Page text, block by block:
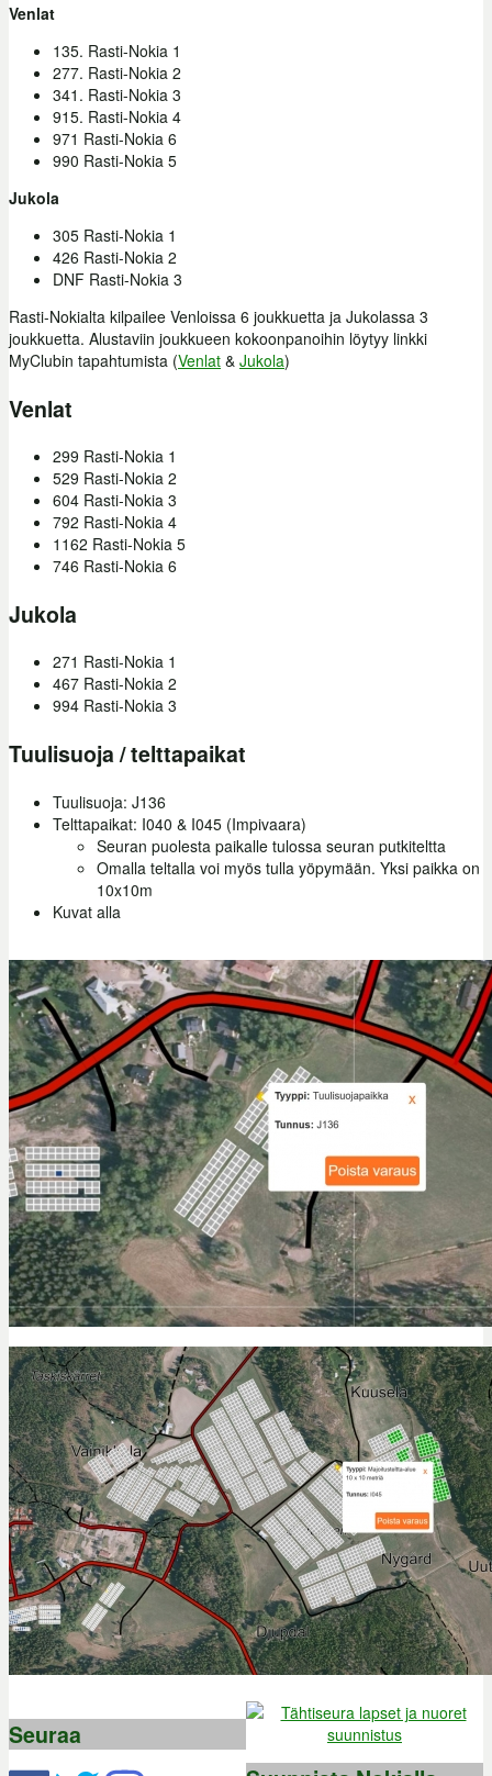
Venlat
135. Rasti-Nokia 1
277. Rasti-Nokia 2
341. Rasti-Nokia 3
915. Rasti-Nokia 4
971 Rasti-Nokia 6
990 Rasti-Nokia 5
Jukola
305 Rasti-Nokia 1
426 Rasti-Nokia 2
DNF Rasti-Nokia 3
Rasti-Nokialta kilpailee Venloissa 6 joukkuetta ja Jukolassa 3
joukkuetta. Alustaviin joukkueen kokoonpanoihin löytyy linkki
MyClubin tapahtumista (Venlat & Jukola)
Venlat
299 Rasti-Nokia 1
529 Rasti-Nokia 2
604 Rasti-Nokia 3
792 Rasti-Nokia 4
1162 Rasti-Nokia 5
746 Rasti-Nokia 6
Jukola
271 Rasti-Nokia 1
467 Rasti-Nokia 2
994 Rasti-Nokia 3
Tuulisuoja / telttapaikat
Tuulisuoja: J136
Telttapaikat: I040 & I045 (Impivaara)
Seuran puolesta paikalle tulossa seuran putkiteltta
Omalla teltalla voi myös tulla yöpymään. Yksi paikka on
10x10m
Kuvat alla
Seuraa